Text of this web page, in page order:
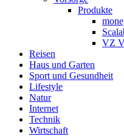
Produkte
VZ
Reisen
Haus und Garten
Sport und Gesundheit
Lifestyle
Natur
Internet
Technik
Wirtschaft